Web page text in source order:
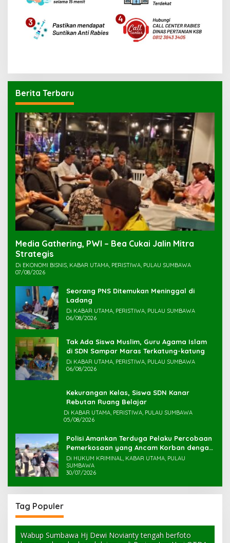
Berita Terbaru
Media Gathering, PWI – Bea Cukai Jalin Mitra
Strategis
Di EKONOMI BISNIS, KABAR UTAMA, PERISTIWA, PULAU SUMBAWA
07/08/2026
Seorang PNS Ditemukan Meninggal di
Ladang
Di KABAR UTAMA, PERISTIWA, PULAU SUMBAWA
06/08/2026
Tak Ada Siswa Muslim, Guru Agama Islam
di SDN Sampar Maras Terkatung-katung ‎
Di KABAR UTAMA, PERISTIWA, PULAU SUMBAWA
06/08/2026
Kekurangan Kelas, Siswa SDN Kanar
Rebutan Ruang Belajar
Di KABAR UTAMA, PERISTIWA, PULAU SUMBAWA
05/08/2026
Polisi Amankan Terduga Pelaku Percobaan
Pemerkosaan yang Ancam Korban dengan
Parang
Di HUKUM KRIMINAL, KABAR UTAMA, PULAU
SUMBAWA
30/07/2026
Tag Populer
Wabup Sumbawa Hj Dewi Novianty tengah berfoto